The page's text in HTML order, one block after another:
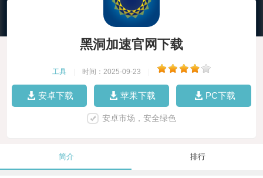
黑洞加速官网下载
工具 时间：2025-09-23
安卓下载 苹果下载 PC下载
安卓市场，安全绿色
简介 排行